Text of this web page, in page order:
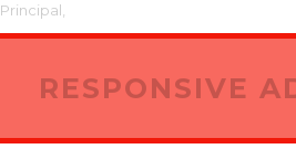
Principal,
RESPONSIVE